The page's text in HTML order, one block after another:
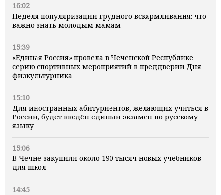
16:02
Неделя популяризации грудного вскармливания: что
важно знать молодым мамам
15:39
«Единая Россия» провела в Чеченской Республике
серию спортивных мероприятий в преддверии Дня
физкультурника
15:10
Для иностранных абитуриентов, желающих учиться в
России, будет введён единый экзамен по русскому
языку
15:06
В Чечне закупили около 190 тысяч новых учебников
для школ
14:45